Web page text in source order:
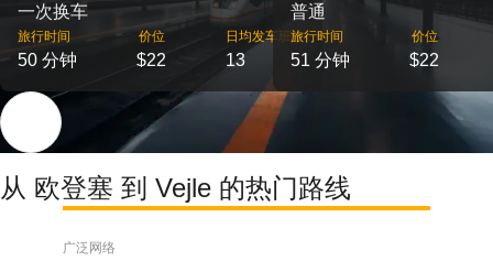
一次换车
旅行时间
50 分钟
价位
$22
日均发车班次
13
普通
旅行时间
51 分钟
价位
$22
从 欧登塞 到 Vejle 的热门路线
广泛网络